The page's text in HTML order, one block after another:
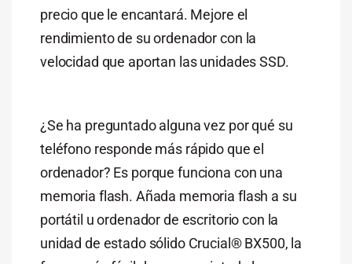
precio que le encantará. Mejore el
rendimiento de su ordenador con la
velocidad que aportan las unidades SSD.
¿Se ha preguntado alguna vez por qué su
teléfono responde más rápido que el
ordenador? Es porque funciona con una
memoria flash. Añada memoria flash a su
portátil u ordenador de escritorio con la
unidad de estado sólido Crucial® BX500, la